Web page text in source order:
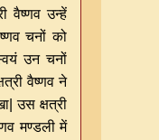
वैष्णव उन्हें
चनों को
उन चनों
वैष्णव ने
|उस क्षत्री
मण्डली में